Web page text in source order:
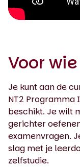
Voor wie
Je kunt aan de
NT2 Programma
beschikt. Je wilt
gerichter
examenvragen.
slag met je
zelfstudie.